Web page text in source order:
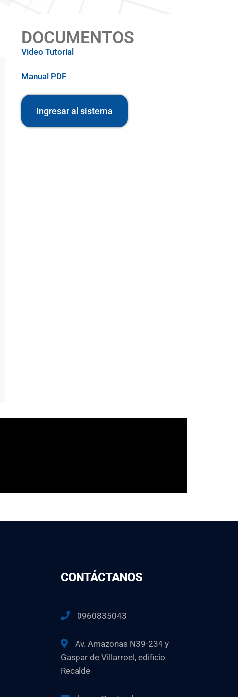
DOCUMENTOS
Video Tutorial
Manual PDF
Ingresar al sistema
CONTÁCTANOS
0960835043
Av. Amazonas N39-234 y
Gaspar de Villarroel, edificio
Recalde